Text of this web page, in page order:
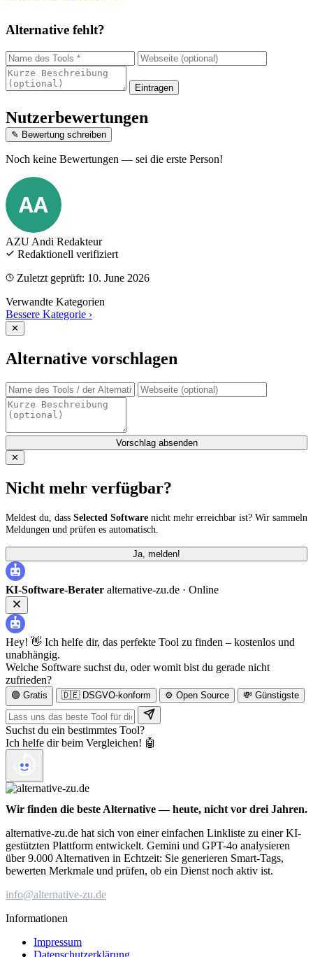
Alternative fehlt?
Eintragen
Nutzerbewertungen
✎ Bewertung schreiben
Noch keine Bewertungen — sei die erste Person!
AA
AZU Andi Redakteur
Redaktionell verifiziert
Zuletzt geprüft: 10. June 2026
Verwandte Kategorien
Bessere Kategorie ›
✕
Alternative vorschlagen
Vorschlag absenden
✕
Nicht mehr verfügbar?
Meldest du, dass Selected Software nicht mehr erreichbar ist? Wir sammeln
Meldungen und prüfen es automatisch.
Ja, melden!
KI-Software-Berater alternative-zu.de · Online
Hey! 👋 Ich helfe dir, das perfekte Tool zu finden – kostenlos und
unabhängig.
Welche Software suchst du, oder womit bist du gerade nicht
zufrieden?
🟢 Gratis 🇩🇪 DSGVO-konform ⚙️ Open Source 💸 Günstigste
Suchst du ein bestimmtes Tool?
Ich helfe dir beim Vergleichen! 🤖
Wir finden die beste Alternative — heute, nicht vor drei Jahren.
alternative-zu.de hat sich von einer einfachen Linkliste zu einer KI-
gestützten Plattform entwickelt. Gemini und GPT-4o analysieren
über 9.000 Alternativen in Echtzeit: Sie generieren Smart-Tags,
bewerten Merkmale und prüfen, ob ein Dienst noch aktiv ist.
info@alternative-zu.de
Informationen
Impressum
Datenschutzerklärung